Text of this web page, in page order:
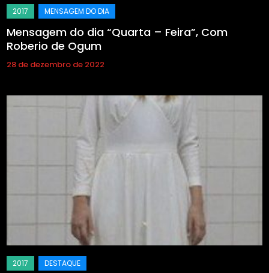
Mensagem do dia “Quarta – Feira”, Com
Roberio de Ogum
28 de dezembro de 2022